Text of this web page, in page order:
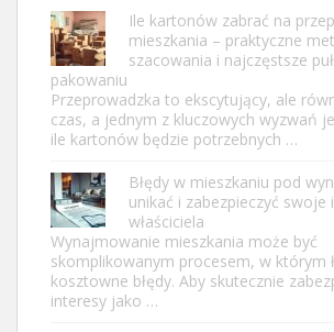
Ile kartonów zabrać na
mieszkania – praktyczne
szacowania i najczęstsze
pakowaniu
Przeprowadzka to ekscytujący, ale
czas, a jednym z kluczowych wyzwań
ile kartonów będzie potrzebnych …
Błędy w mieszkaniu pod
unikać i zabezpieczyć swoje
właściciela
Wynajmowanie mieszkania może być
skomplikowanym procesem, w którym
kosztowne błędy. Aby skutecznie
interesy jako …